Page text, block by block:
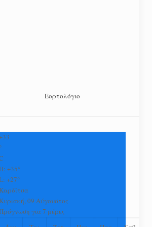
Εορτολόγιο
33
+35°
+27°
Καρδίτσα
Κυριακή, 09 Αύγουστος
για 7 μέρες